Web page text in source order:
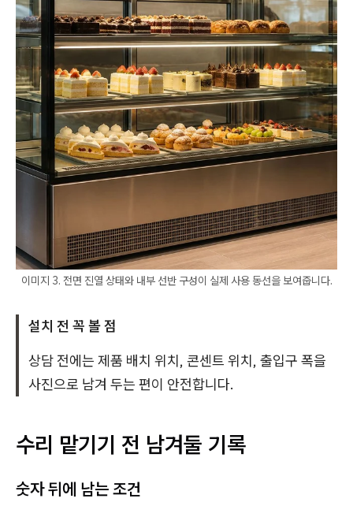
이미지 3. 전면 진열 상태와 내부 선반 구성이 실제 사용 동선을 보여줍니다.
설치 전 꼭 볼 점
상담 전에는 제품 배치 위치, 콘센트 위치, 출입구 폭을
사진으로 남겨 두는 편이 안전합니다.
수리 맡기기 전 남겨둘 기록
숫자 뒤에 남는 조건